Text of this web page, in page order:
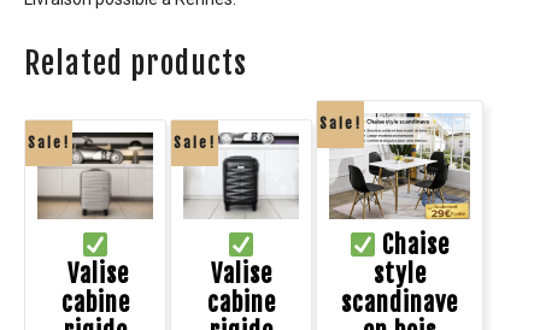
Related products
Sale!
Valise
cabine
Sale!
Valise
cabine
Sale!
Chaise
style
scandinave